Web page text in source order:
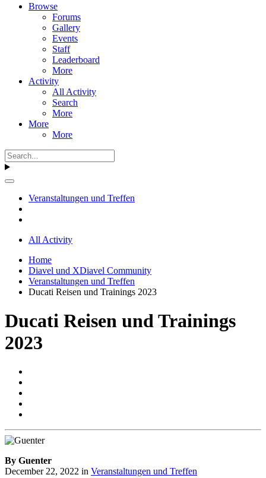
Browse
Forums
Gallery
Events
Staff
Leaderboard
More
Activity
All Activity
Search
More
More
More
Veranstaltungen und Treffen
All Activity
Home
Diavel und XDiavel Community
Veranstaltungen und Treffen
Ducati Reisen und Trainings 2023
Ducati Reisen und Trainings
2023
By Guenter
December 22, 2022 in Veranstaltungen und Treffen